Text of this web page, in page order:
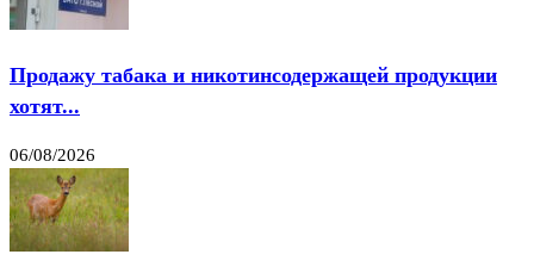
Продажу табака и никотинсодержащей продукции
хотят...
06/08/2026